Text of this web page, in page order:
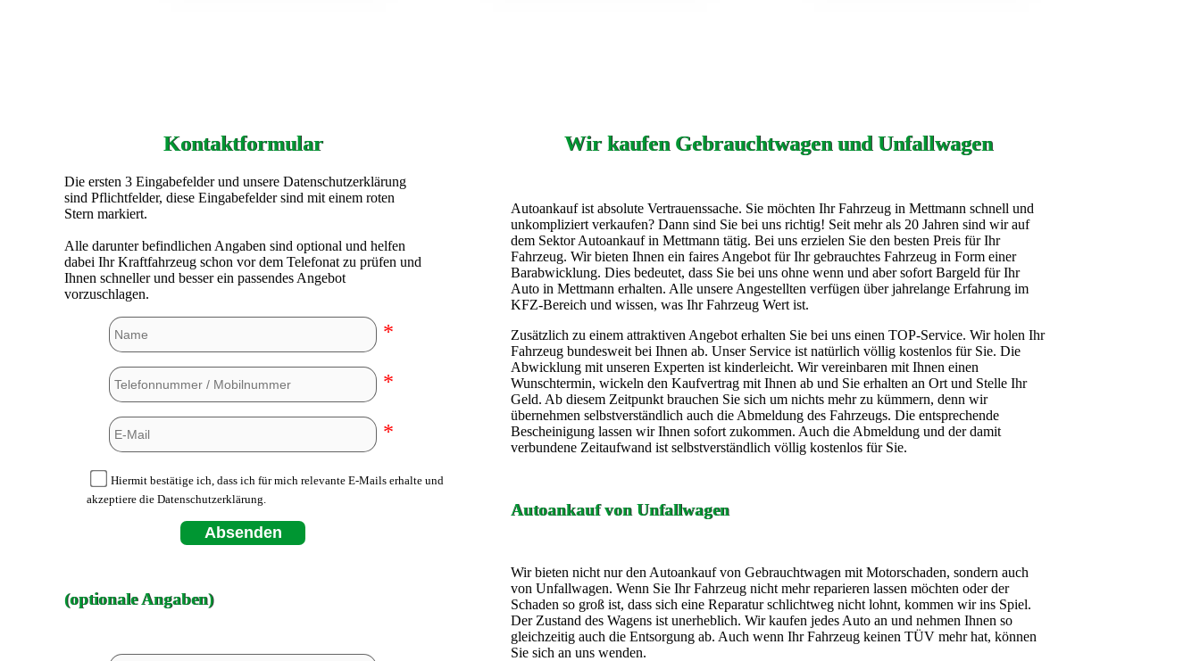
Kontaktformular
Die ersten 3 Eingabefelder und unsere Datenschutzerklärung
sind Pflichtfelder, diese Eingabefelder sind mit einem roten
Stern markiert.
Alle darunter befindlichen Angaben sind optional und helfen
dabei Ihr Kraftfahrzeug schon vor dem Telefonat zu prüfen und
Ihnen schneller und besser ein passendes Angebot
vorzuschlagen.
*
*
*
Hiermit bestätige ich, dass ich für mich relevante E-Mails erhalte und
akzeptiere die Datenschutzerklärung.
Absenden
(optionale Angaben)
Wir kaufen Gebrauchtwagen und Unfallwagen
Autoankauf ist absolute Vertrauenssache. Sie möchten Ihr Fahrzeug in Mettmann schnell und
unkompliziert verkaufen? Dann sind Sie bei uns richtig! Seit mehr als 20 Jahren sind wir auf
dem Sektor Autoankauf in Mettmann tätig. Bei uns erzielen Sie den besten Preis für Ihr
Fahrzeug. Wir bieten Ihnen ein faires Angebot für Ihr gebrauchtes Fahrzeug in Form einer
Barabwicklung. Dies bedeutet, dass Sie bei uns ohne wenn und aber sofort Bargeld für Ihr
Auto in Mettmann erhalten. Alle unsere Angestellten verfügen über jahrelange Erfahrung im
KFZ-Bereich und wissen, was Ihr Fahrzeug Wert ist.
Zusätzlich zu einem attraktiven Angebot erhalten Sie bei uns einen TOP-Service. Wir holen Ihr
Fahrzeug bundesweit bei Ihnen ab. Unser Service ist natürlich völlig kostenlos für Sie. Die
Abwicklung mit unseren Experten ist kinderleicht. Wir vereinbaren mit Ihnen einen
Wunschtermin, wickeln den Kaufvertrag mit Ihnen ab und Sie erhalten an Ort und Stelle Ihr
Geld. Ab diesem Zeitpunkt brauchen Sie sich um nichts mehr zu kümmern, denn wir
übernehmen selbstverständlich auch die Abmeldung des Fahrzeugs. Die entsprechende
Bescheinigung lassen wir Ihnen sofort zukommen. Auch die Abmeldung und der damit
verbundene Zeitaufwand ist selbstverständlich völlig kostenlos für Sie.
Autoankauf von Unfallwagen
Wir bieten nicht nur den Autoankauf von Gebrauchtwagen mit Motorschaden, sondern auch
von Unfallwagen. Wenn Sie Ihr Fahrzeug nicht mehr reparieren lassen möchten oder der
Schaden so groß ist, dass sich eine Reparatur schlichtweg nicht lohnt, kommen wir ins Spiel.
Der Zustand des Wagens ist unerheblich. Wir kaufen jedes Auto an und nehmen Ihnen so
gleichzeitig auch die Entsorgung ab. Auch wenn Ihr Fahrzeug keinen TÜV mehr hat, können
Sie sich an uns wenden.